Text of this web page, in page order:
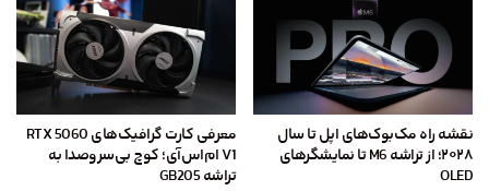
نقشه راه مک‌بوک‌های اپل تا سال
۲۰۲۸؛ از تراشه M6 تا نمایشگرهای
OLED
معرفی کارت گرافیک‌های RTX 5060
V1 ام‌اس‌آی؛ کوچ بی‌سروصدا به
تراشه GB205